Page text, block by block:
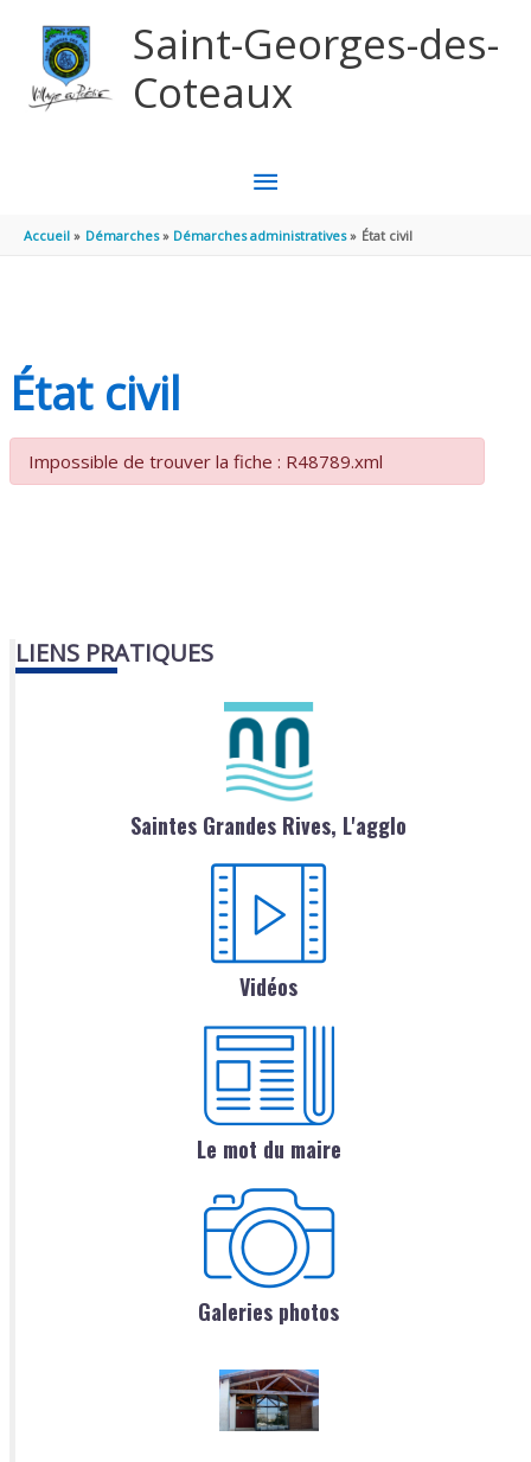
Saint-Georges-des-
Coteaux
MENU
PRINCIPAL
Accueil Démarches Démarches administratives État civil
État civil
Impossible de trouver la fiche : R48789.xml
LIENS PRATIQUES
Saintes Grandes Rives, L'agglo
Vidéos
Le mot du maire
Galeries photos